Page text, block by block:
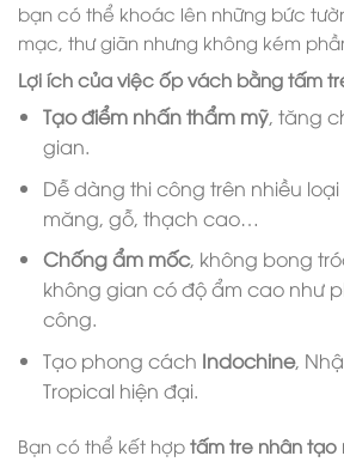
bạn có thể khoác lên những bức
mạc, thư giãn nhưng không kém
Lợi ích của việc ốp vách bằng tấm
Tạo điểm nhấn thẩm mỹ, tăng
gian.
Dễ dàng thi công trên nhiều
măng, gỗ, thạch cao…
Chống ẩm mốc, không bong
không gian có độ ẩm cao như
công.
Tạo phong cách Indochine,
Tropical hiện đại.
Bạn có thể kết hợp tấm tre nhân tạo